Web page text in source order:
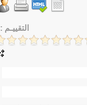
التقييـم :